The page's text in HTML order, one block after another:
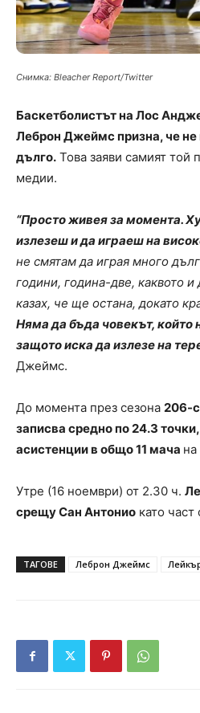
Снимка: Bleacher Report/Twitter
Баскетболистът на Лос
Леброн Джеймс призна, че не
дълго. Това заяви самият той
медии.
“Просто живея за момента.
излезеш и да играеш на
не смятам да играя много
години, година-две, каквото
казах, че ще остана, докато
Няма да бъда човекът, който
защото иска да излезе на
Джеймс.
До момента през сезона 206-
записва средно по 24.3
асистенции в общо 11 мача на
Утре (16 ноември) от 2.30 ч.
срещу Сан Антонио като
ТАГОВЕ Леброн Джеймс